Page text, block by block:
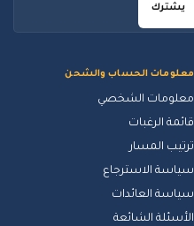
معلومات الحساب والشحن
معلومات الشخصي
قائمة الرغبات
ترتيب المسار
سياسة الاسترجاع
سياسة العائدات
الأسئلة الشائعة
يشترك